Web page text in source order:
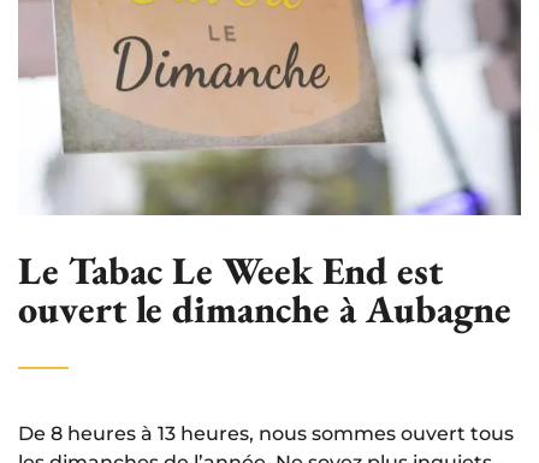
Le Tabac Le Week End est
ouvert le dimanche à Aubagne
De 8 heures à 13 heures, nous sommes ouvert tous